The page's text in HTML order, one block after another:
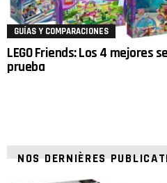
GUÍAS Y COMPARACIONES
LEGO Friends: Los 4 mejores
prueba
NOS DERNIÈRES